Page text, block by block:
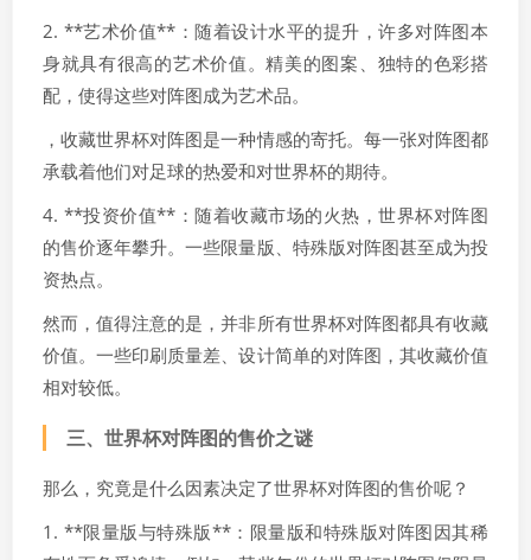
2. **艺术价值**：随着设计水平的提升，许多对阵图本
身就具有很高的艺术价值。精美的图案、独特的色彩搭
配，使得这些对阵图成为艺术品。
，收藏世界杯对阵图是一种情感的寄托。每一张对阵图都
承载着他们对足球的热爱和对世界杯的期待。
4. **投资价值**：随着收藏市场的火热，世界杯对阵图
的售价逐年攀升。一些限量版、特殊版对阵图甚至成为投
资热点。
然而，值得注意的是，并非所有世界杯对阵图都具有收藏
价值。一些印刷质量差、设计简单的对阵图，其收藏价值
相对较低。
三、世界杯对阵图的售价之谜
那么，究竟是什么因素决定了世界杯对阵图的售价呢？
1. **限量版与特殊版**：限量版和特殊版对阵图因其稀